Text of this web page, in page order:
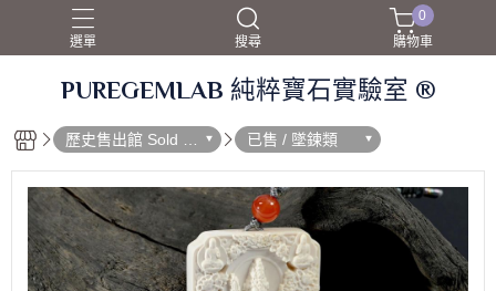
選單 搜尋
0
購物車
PUREGEMLAB 純粹寶石實驗室 ®
歷史售出館 Sold O
ut
已售 / 墜鍊類